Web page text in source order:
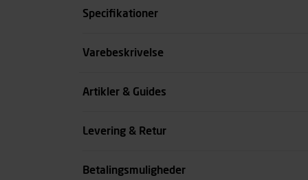
Specifikationer
Størrelse
Varebeskrivelse
Artikler & Guides
Levering & Retur
Betalingsmuligheder